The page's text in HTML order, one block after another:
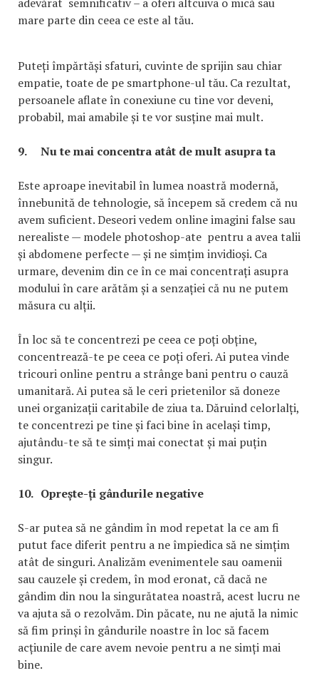
mare parte din ceea ce este al tău.
Puteți împărtăși sfaturi, cuvinte de sprijin sau chiar
empatie, toate de pe smartphone-ul tău. Ca rezultat,
persoanele aflate în conexiune cu tine vor deveni,
probabil, mai amabile și te vor susține mai mult.
9. Nu te mai concentra atât de mult asupra ta
Este aproape inevitabil în lumea noastră modernă,
înnebunită de tehnologie, să începem să credem că nu
avem suficient. Deseori vedem online imagini false sau
nerealiste — modele photoshop-ate pentru a avea talii
și abdomene perfecte — și ne simțim invidioși. Ca
urmare, devenim din ce în ce mai concentrați asupra
modului în care arătăm și a senzației că nu ne putem
măsura cu alții.
În loc să te concentrezi pe ceea ce poți obține,
concentrează-te pe ceea ce poți oferi. Ai putea vinde
tricouri online pentru a strânge bani pentru o cauză
umanitară. Ai putea să le ceri prietenilor să doneze
unei organizații caritabile de ziua ta. Dăruind celorlalți,
te concentrezi pe tine și faci bine în același timp,
ajutându-te să te simți mai conectat și mai puțin
singur.
10. Oprește-ți gândurile negative
S-ar putea să ne gândim în mod repetat la ce am fi
putut face diferit pentru a ne împiedica să ne simțim
atât de singuri. Analizăm evenimentele sau oamenii
sau cauzele și credem, în mod eronat, că dacă ne
gândim din nou la singurătatea noastră, acest lucru ne
va ajuta să o rezolvăm. Din păcate, nu ne ajută la nimic
să fim prinși în gândurile noastre în loc să facem
acțiunile de care avem nevoie pentru a ne simți mai
bine.